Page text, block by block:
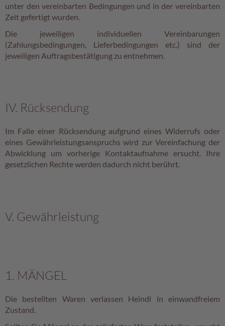
unter den vereinbarten Bedingungen und in der vereinbarten
Zeit gefertigt wurden.
Die jeweiligen individuellen Vereinbarungen
(Zahlungsbedingungen, Lieferbedingungen etc.) sind der
jeweiligen Auftragsbestätigung zu entnehmen.
IV. Rücksendung
Im Falle einer Rücksendung aufgrund eines Widerrufs oder
eines Gewährleistungsanspruchs wird zur Vereinfachung der
Abwicklung um vorherige Kontaktaufnahme ersucht. Ihre
gesetzlichen Rechte werden dadurch nicht berührt.
V. Gewährleistung
1. MÄNGEL
Die bestellten Waren verlassen Heindl in einwandfreiem
Zustand.